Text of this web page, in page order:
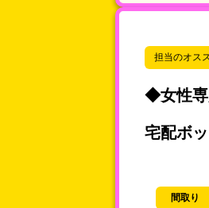
担当のオス
◆女性
宅配ボ
間取り